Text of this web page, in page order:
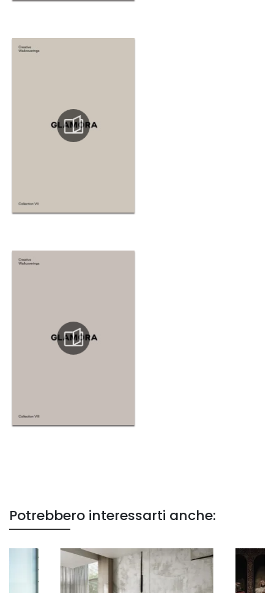
Potrebbero interessarti anche: